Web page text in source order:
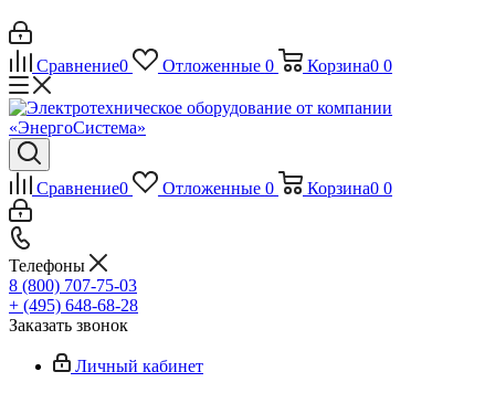
Сравнение0 Отложенные 0 Корзина0 0
Сравнение0 Отложенные 0 Корзина0 0
Телефоны
8 (800) 707-75-03
+ (495) 648-68-28
Заказать звонок
Личный кабинет